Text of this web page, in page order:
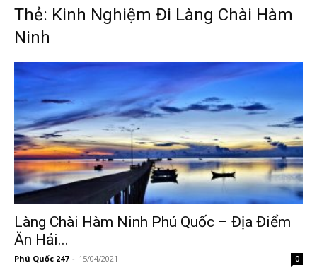
Thẻ: Kinh Nghiệm Đi Làng Chài Hàm
Ninh
Làng Chài Hàm Ninh Phú Quốc – Địa Điểm
Ăn Hải...
Phú Quốc 247 - 15/04/2021 0